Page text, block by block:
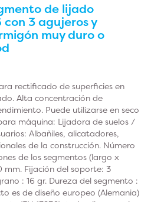
de lijado
3 agujeros y
muy duro o
rectificado de superficies en
Alta concentración de
Puede utilizarse en seco
máquina: Lijadora de suelos /
Albañiles, alicatadores,
de la construcción. Número
de los segmentos (largo x
mm. Fijación del soporte: 3
: 16 gr. Dureza del segmento :
es de diseño europeo (Alemania)